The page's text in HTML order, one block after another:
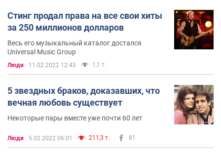
Стинг продал права на все свои хиты
за 250 миллионов долларов
Весь его музыкальный каталог достался
Universal Music Group
Люди 11.02.2022 12:43 1,1 т.
5 звездных браков, доказавших, что
вечная любовь существует
Некоторые пары вместе уже почти 60 лет
Люди 5.02.2022 06:01 211,3 т. 81